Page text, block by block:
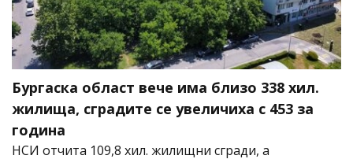
Бургаска област вече има близо 338 хил.
жилища, сградите се увеличиха с 453 за
година
НСИ отчита 109,8 хил. жилищни сгради, а